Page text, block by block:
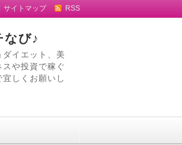
サイトマップ RSS
なび♪
イエット、美
や投資で稼ぐ
しくお願いし